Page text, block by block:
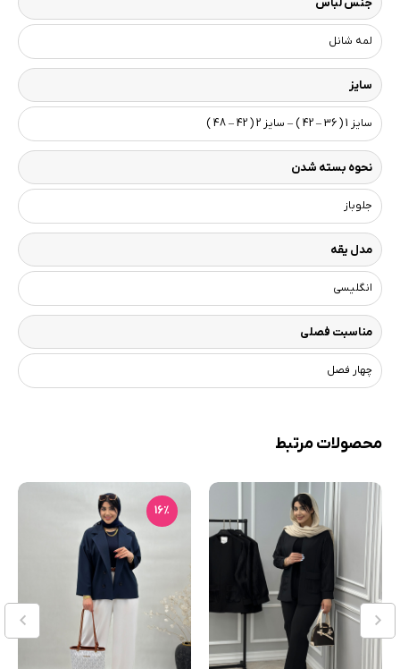
لمه شانل
سایز
سایز 1 ( 36 – 42 ) – سایز 2 ( 42 – 48 )
نحوه بسته شدن
جلوباز
مدل یقه
انگلیسی
مناسبت فصلی
چهار فصل
محصولات مرتبط
16٪